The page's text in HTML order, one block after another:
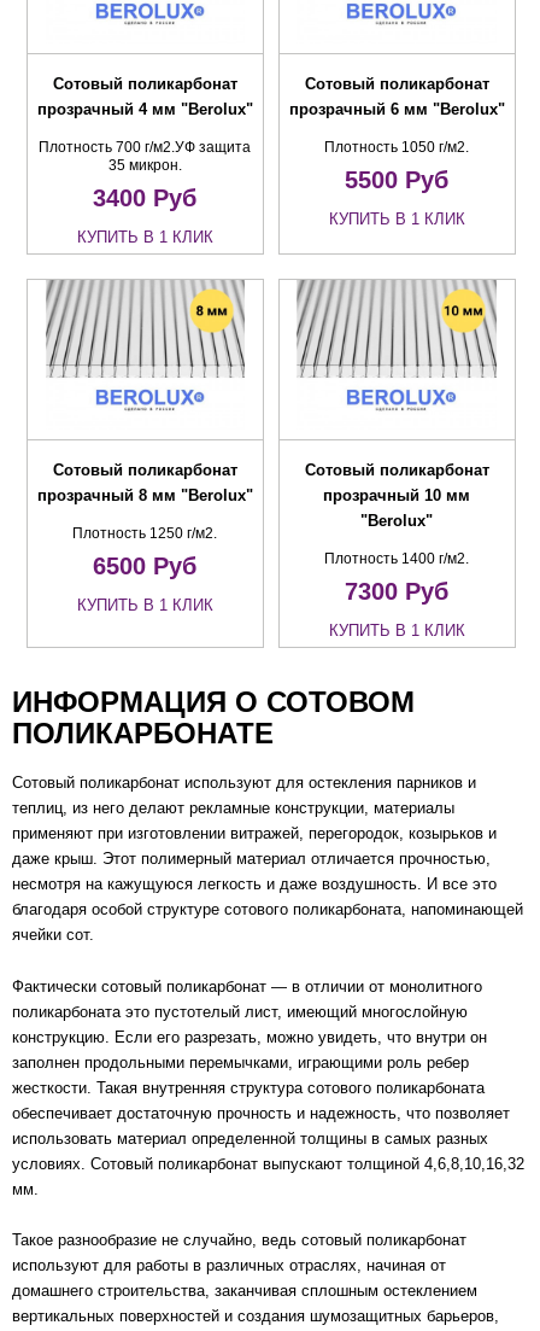
Сотовый поликарбонат
прозрачный 4 мм "Berolux"
Плотность 700 г/м2.УФ защита
35 микрон.
3400 Руб
КУПИТЬ В 1 КЛИК
Сотовый поликарбонат
прозрачный 6 мм "Berolux"
Плотность 1050 г/м2.
5500 Руб
КУПИТЬ В 1 КЛИК
Сотовый поликарбонат
прозрачный 8 мм "Berolux"
Плотность 1250 г/м2.
6500 Руб
КУПИТЬ В 1 КЛИК
Сотовый поликарбонат
прозрачный 10 мм
"Berolux"
Плотность 1400 г/м2.
7300 Руб
КУПИТЬ В 1 КЛИК
ИНФОРМАЦИЯ О СОТОВОМ
ПОЛИКАРБОНАТЕ
Сотовый поликарбонат используют для остекления парников и
теплиц, из него делают рекламные конструкции, материалы
применяют при изготовлении витражей, перегородок, козырьков и
даже крыш. Этот полимерный материал отличается прочностью,
несмотря на кажущуюся легкость и даже воздушность. И все это
благодаря особой структуре сотового поликарбоната, напоминающей
ячейки сот.
Фактически сотовый поликарбонат — в отличии от монолитного
поликарбоната это пустотелый лист, имеющий многослойную
конструкцию. Если его разрезать, можно увидеть, что внутри он
заполнен продольными перемычками, играющими роль ребер
жесткости. Такая внутренняя структура сотового поликарбоната
обеспечивает достаточную прочность и надежность, что позволяет
использовать материал определенной толщины в самых разных
условиях. Сотовый поликарбонат выпускают толщиной 4,6,8,10,16,32
мм.
Такое разнообразие не случайно, ведь сотовый поликарбонат
используют для работы в различных отраслях, начиная от
домашнего строительства, заканчивая сплошным остеклением
вертикальных поверхностей и создания шумозащитных барьеров,